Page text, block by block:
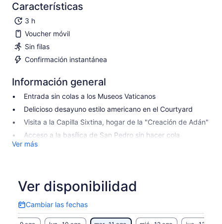
Características
3 h
Voucher móvil
Sin filas
Confirmación instantánea
Información general
Entrada sin colas a los Museos Vaticanos
Delicioso desayuno estilo americano en el Courtyard
Visita a la Capilla Sixtina, hogar de la "Creación de Adán"
Acceso a la basílica de San Pedro sin hacer cola
Ver más
Ver disponibilidad
Cambiar las fechas
Cambiar
las